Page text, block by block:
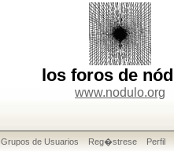
los foros de
www.nodulo.org
Grupos de Usuarios Reg�strese Perfil